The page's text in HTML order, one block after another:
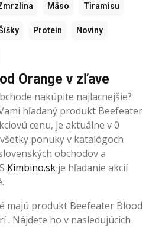
Mäso Tiramisu
Protein Noviny
Orange v zľave
nakúpite najlacnejšie?
hľadaný produkt Beefeater
cenu, je aktuálne v 0
ponuky v katalógoch
obchodov a
Kimbino.sk je hľadanie akcií
majú produkt Beefeater Blood
. Nájdete ho v nasledujúcich